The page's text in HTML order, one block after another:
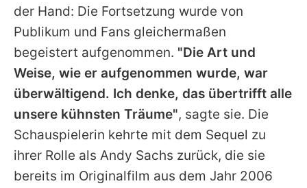
der Hand: Die Fortsetzung wurde von
Publikum und Fans gleichermaßen
begeistert aufgenommen. "Die Art und
Weise, wie er aufgenommen wurde, war
überwältigend. Ich denke, das übertrifft alle
unsere kühnsten Träume", sagte sie. Die
Schauspielerin kehrte mit dem Sequel zu
ihrer Rolle als Andy Sachs zurück, die sie
bereits im Originalfilm aus dem Jahr 2006